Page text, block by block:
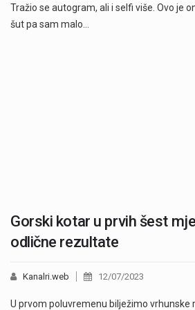
Tražio se autogram, ali i selfi više. Ovo je
šut pa sam malo…
Gorski kotar u prvih šest
odlične rezultate
Kanalri.web 12/07/2023
U prvom poluvremenu bilježimo vrhunske